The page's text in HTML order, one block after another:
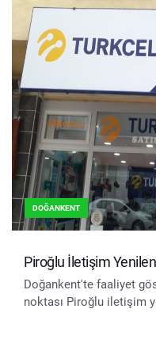
DOĞANKENT
Piroğlu İletişim
Doğankent'te faaliyet
noktası Piroğlu iletişim